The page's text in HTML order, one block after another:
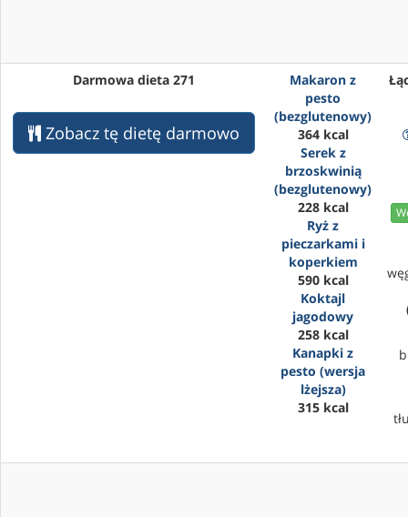
Darmowa dieta 271
Zobacz tę dietę darmowo
Makaron z
pesto
(bezglutenowy)
364 kcal
Serek z
brzoskwinią
(bezglutenowy)
228 kcal
Ryż z
pieczarkami i
koperkiem
590 kcal
Koktajl
jagodowy
258 kcal
Kanapki z
pesto (wersja
lżejsza)
315 kcal